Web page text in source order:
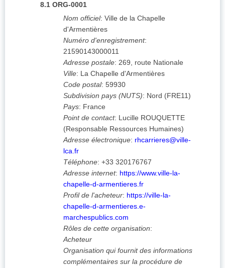
8.1 ORG-0001
Nom officiel: Ville de la Chapelle
d'Armentières
Numéro d'enregistrement:
21590143000011
Adresse postale: 269, route Nationale
Ville: La Chapelle d'Armentières
Code postal: 59930
Subdivision pays (NUTS): Nord (FRE11)
Pays: France
Point de contact: Lucille ROUQUETTE
(Responsable Ressources Humaines)
Adresse électronique: rhcarrieres@ville-
lca.fr
Téléphone: +33 320176767
Adresse internet: https://www.ville-la-
chapelle-d-armentieres.fr
Profil de l'acheteur: https://ville-la-
chapelle-d-armentieres.e-
marchespublics.com
Rôles de cette organisation:
Acheteur
Organisation qui fournit des informations
complémentaires sur la procédure de